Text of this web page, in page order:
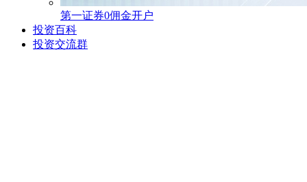
第一证券0佣金开户
投资百科
投资交流群